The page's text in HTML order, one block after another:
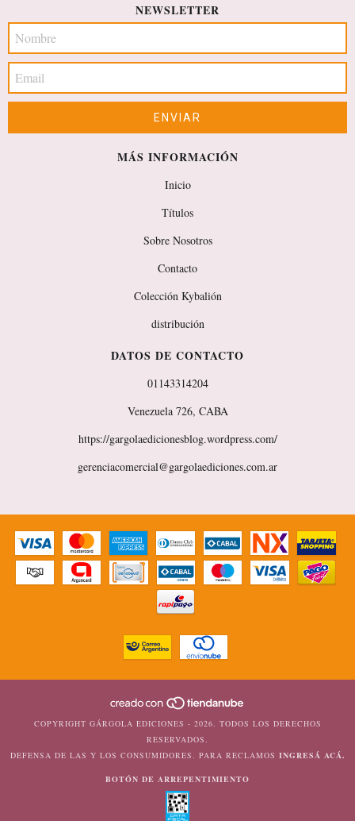
NEWSLETTER
MÁS INFORMACIÓN
Inicio
Títulos
Sobre Nosotros
Contacto
Colección Kybalión
distribución
DATOS DE CONTACTO
01143314204
Venezuela 726, CABA
https://gargolaedicionesblog.wordpress.com/
gerenciacomercial@gargolaediciones.com.ar
COPYRIGHT GÁRGOLA EDICIONES - 2026. TODOS LOS DERECHOS
RESERVADOS.
DEFENSA DE LAS Y LOS CONSUMIDORES. PARA RECLAMOS INGRESÁ ACÁ.
BOTÓN DE ARREPENTIMIENTO